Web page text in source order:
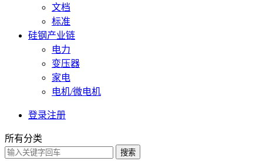
文档
标准
硅钢产业链
电力
变压器
家电
电机/微电机
登录注册
所有分类
搜索